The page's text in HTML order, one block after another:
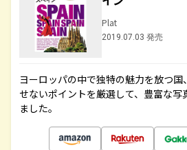
Plat
2019.07.03 発売
ヨーロッパの中で独特の魅力を放つ
せないポイントを厳選して、豊富な写
ました。